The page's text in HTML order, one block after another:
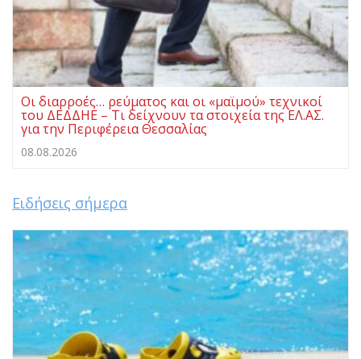
Οι διαρροές… ρεύματος και οι «μαϊμού» τεχνικοί
του ΔΕΔΔΗΕ – Τι δείχνουν τα στοιχεία της ΕΛ.ΑΣ.
για την Περιφέρεια Θεσσαλίας
08.08.2026
Ειδήσεις σήμερα